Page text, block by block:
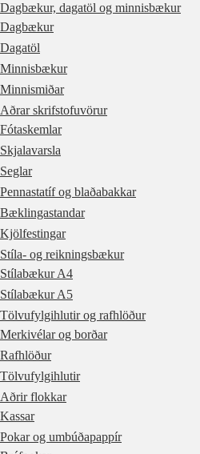
Dagbækur, dagatöl og minnisbækur
Dagbækur
Dagatöl
Minnisbækur
Minnismiðar
Aðrar skrifstofuvörur
Fótaskemlar
Skjalavarsla
Seglar
Pennastatíf og blaðabakkar
Bæklingastandar
Kjölfestingar
Stíla- og reikningsbækur
Stílabækur A4
Stílabækur A5
Tölvufylgihlutir og rafhlöður
Merkivélar og borðar
Rafhlöður
Tölvufylgihlutir
Aðrir flokkar
Kassar
Pokar og umbúðapappír